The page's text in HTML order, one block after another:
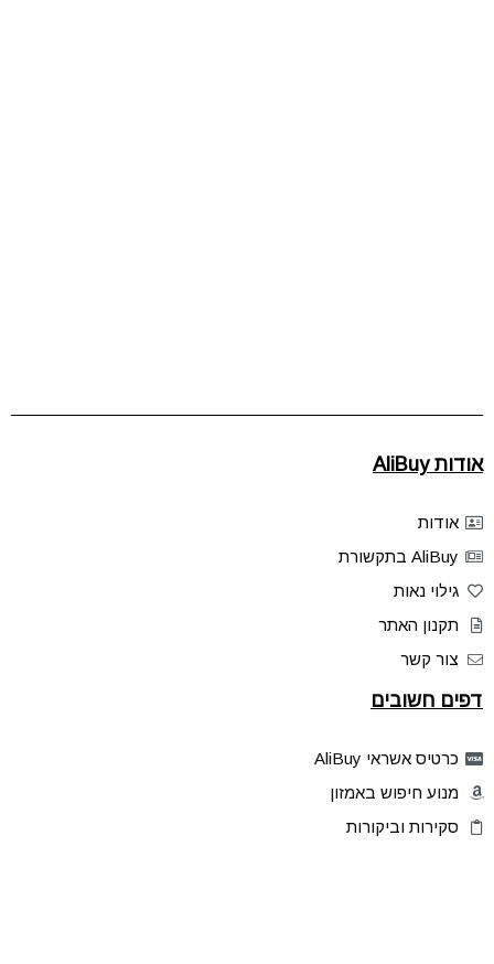
אודות AliBuy
אודות
AliBuy בתקשורת
גילוי נאות
תקנון האתר
צור קשר
דפים חשובים
כרטיס אשראי AliBuy
מנוע חיפוש באמזון
סקירות וביקורות